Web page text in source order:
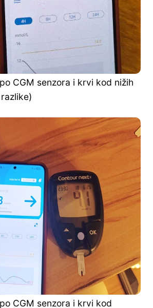
CGM senzora i krvi kod nižih
CGM senzora i krvi kod